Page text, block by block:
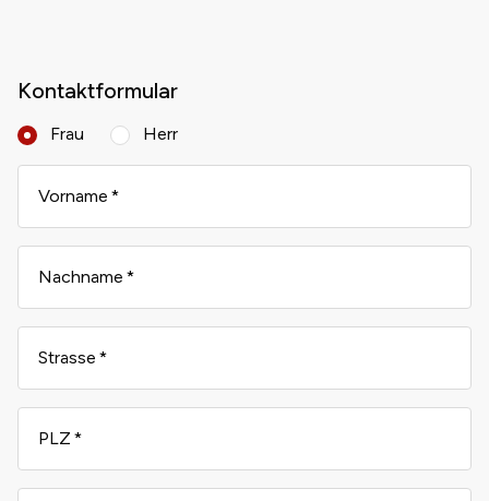
Kontaktformular
Frau Herr
Vorname
Nachname
Strasse
PLZ